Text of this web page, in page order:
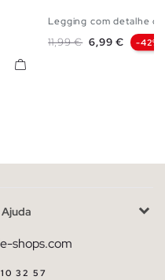
Legging com detalhe
Preço normal
11,99 € Preço
6,99 € -42%
shops.com
32 57